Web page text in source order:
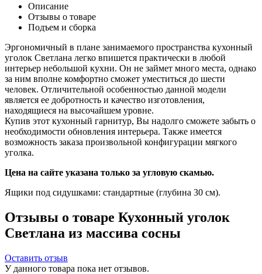
Описание
Отзывы о товаре
Подъем и сборка
Эргономичный в плане занимаемого пространства кухонный
уголок Светлана легко впишется практически в любой
интерьер небольшой кухни. Он не займет много места, однако
за ним вполне комфортно сможет уместиться до шести
человек. Отличительной особенностью данной модели
является ее добротность и качество изготовления,
находящиеся на высочайшем уровне.
Купив этот кухонный гарнитур, Вы надолго сможете забыть о
необходимости обновления интерьера. Также имеется
возможность заказа произвольной конфигурации мягкого
уголка.
Цена на сайте указана только за угловую скамью.
Ящики под сидушками: стандартные (глубина 30 см).
Отзывы о товаре Кухонный уголок
Светлана из массива сосны
Оставить отзыв
У данного товара пока нет отзывов.